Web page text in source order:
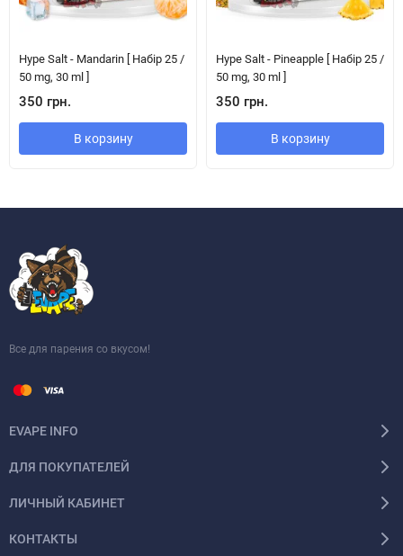
Hype Salt - Mandarin [ Набір 25 /
50 mg, 30 ml ]
350 грн.
В корзину
Hype Salt - Pineapple [ Набір 25 /
50 mg, 30 ml ]
350 грн.
В корзину
Все для парения со вкусом!
EVAPE INFO
ДЛЯ ПОКУПАТЕЛЕЙ
ЛИЧНЫЙ КАБИНЕТ
КОНТАКТЫ